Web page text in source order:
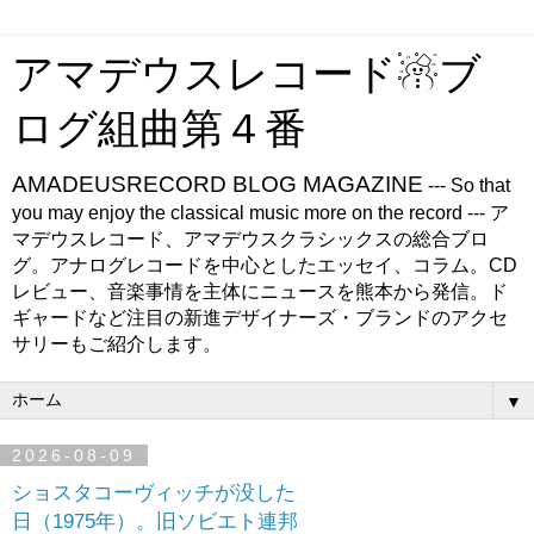
アマデウスレコード☃ブ
ログ組曲第４番
AMADEUSRECORD BLOG MAGAZINE --- So that
you may enjoy the classical music more on the record --- ア
マデウスレコード、アマデウスクラシックスの総合ブロ
グ。アナログレコードを中心としたエッセイ、コラム。CD
レビュー、音楽事情を主体にニュースを熊本から発信。ド
ギャードなど注目の新進デザイナーズ・ブランドのアクセ
サリーもご紹介します。
▼
2026-08-09
ショスタコーヴィッチが没した
日（1975年）。旧ソビエト連邦